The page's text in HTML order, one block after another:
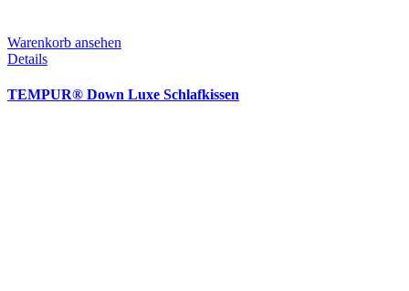
Warenkorb ansehen
Details
TEMPUR® Down Luxe Schlafkissen